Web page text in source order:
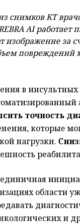
снимков КТ
AI
изображение за
в инсультных
точность
которые
нагрузки.
единичная
области
и